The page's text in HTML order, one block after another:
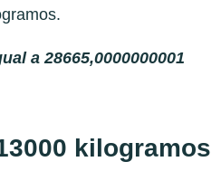
a 28665,0000000001
kilogramos